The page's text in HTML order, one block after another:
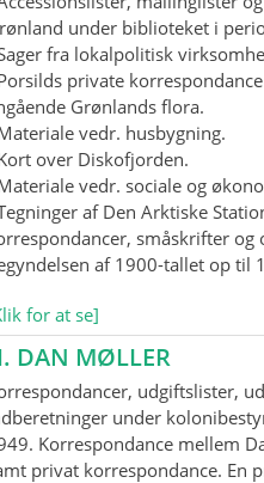
under biblioteket i
fra lokalpolitisk
private
Grønlands flora.
vedr. husbygning.
over Diskofjorden.
vedr. sociale og
af Den Arktiske
småskrifter
af 1900-tallet op til
for at se]
DAN MØLLER
udgiftslister,
under
Korrespondance mellem
privat korrespondance.